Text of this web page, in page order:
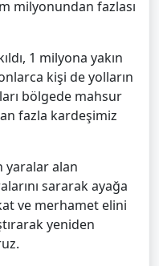
milyonundan fazlası
1 milyona yakın
kişi de yolların
bölgede mahsur
fazla kardeşimiz
yaralar alan
sararak ayağa
ve merhamet elini
yeniden